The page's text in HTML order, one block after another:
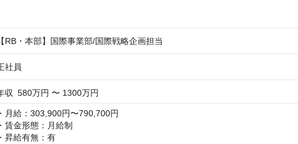
【RB・本部】国際事業部/国際戦略企画担当
社員
収 580万円 〜 1300万円
・月給：303,900円〜790,700円
・賃金形態：月給制
・昇給有無：有